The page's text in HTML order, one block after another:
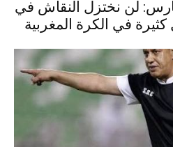
لن نختزل النقاش في
في الكرة المغربية